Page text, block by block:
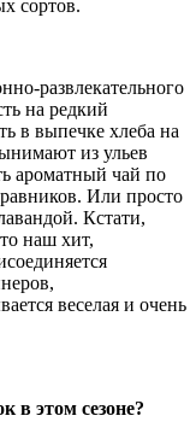
сортов.
развлекательного
на редкий
в выпечке хлеба на
из ульев
ароматный чай по
Или просто
Кстати,
наш хит,
веселая и очень
в этом сезоне?